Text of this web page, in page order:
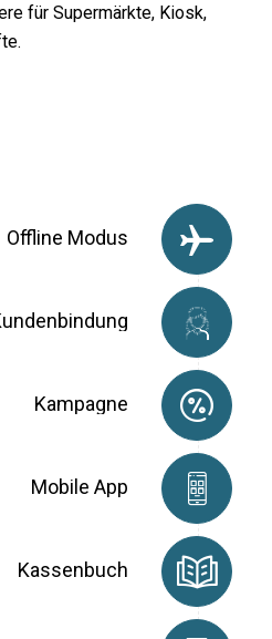
für Supermärkte, Kiosk,
Offline Modus
Kampagne
Mobile App
Kassenbuch